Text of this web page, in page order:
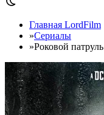
Главная LordFilm
»Сериалы
»Роковой патруль